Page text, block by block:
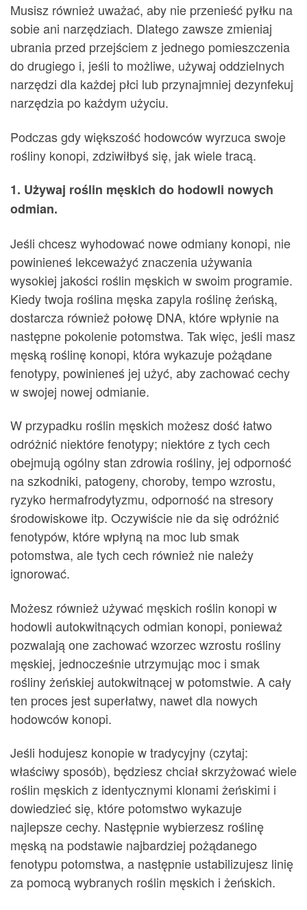
Musisz również uważać, aby nie przenieść pyłku na
sobie ani narzędziach. Dlatego zawsze zmieniaj
ubrania przed przejściem z jednego pomieszczenia
do drugiego i, jeśli to możliwe, używaj oddzielnych
narzędzi dla każdej płci lub przynajmniej dezynfekuj
narzędzia po każdym użyciu.
Podczas gdy większość hodowców wyrzuca swoje
rośliny konopi, zdziwiłbyś się, jak wiele tracą.
1. Używaj roślin męskich do hodowli nowych
odmian.
Jeśli chcesz wyhodować nowe odmiany konopi, nie
powinieneś lekceważyć znaczenia używania
wysokiej jakości roślin męskich w swoim programie.
Kiedy twoja roślina męska zapyla roślinę żeńską,
dostarcza również połowę DNA, które wpłynie na
następne pokolenie potomstwa. Tak więc, jeśli masz
męską roślinę konopi, która wykazuje pożądane
fenotypy, powinieneś jej użyć, aby zachować cechy
w swojej nowej odmianie.
W przypadku roślin męskich możesz dość łatwo
odróżnić niektóre fenotypy; niektóre z tych cech
obejmują ogólny stan zdrowia rośliny, jej odporność
na szkodniki, patogeny, choroby, tempo wzrostu,
ryzyko hermafrodytyzmu, odporność na stresory
środowiskowe itp. Oczywiście nie da się odróżnić
fenotypów, które wpłyną na moc lub smak
potomstwa, ale tych cech również nie należy
ignorować.
Możesz również używać męskich roślin konopi w
hodowli autokwitnących odmian konopi, ponieważ
pozwalają one zachować wzorzec wzrostu rośliny
męskiej, jednocześnie utrzymując moc i smak
rośliny żeńskiej autokwitnącej w potomstwie. A cały
ten proces jest superłatwy, nawet dla nowych
hodowców konopi.
Jeśli hodujesz konopie w tradycyjny (czytaj:
właściwy sposób), będziesz chciał skrzyżować wiele
roślin męskich z identycznymi klonami żeńskimi i
dowiedzieć się, które potomstwo wykazuje
najlepsze cechy. Następnie wybierzesz roślinę
męską na podstawie najbardziej pożądanego
fenotypu potomstwa, a następnie ustabilizujesz linię
za pomocą wybranych roślin męskich i żeńskich.